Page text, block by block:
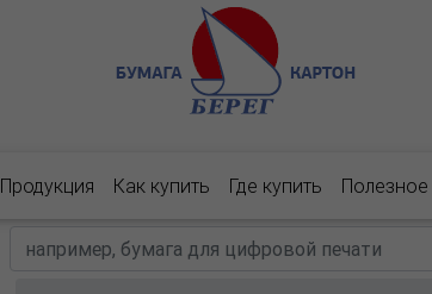
Продукция Как купить Где купить Полезное